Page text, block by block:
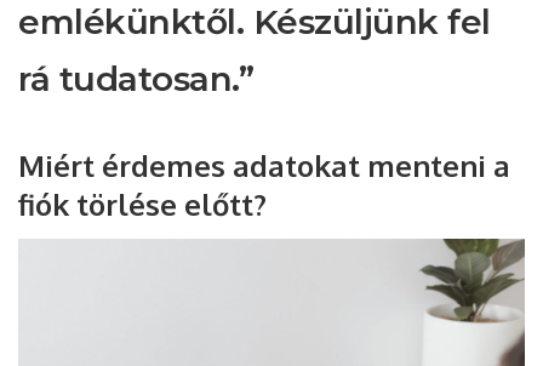
emlékünktől. Készüljünk fel
rá tudatosan.”
Miért érdemes adatokat menteni a
fiók törlése előtt?